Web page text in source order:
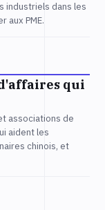
industriels dans les
aux PME.
qui
associations de
aident les
chinois, et